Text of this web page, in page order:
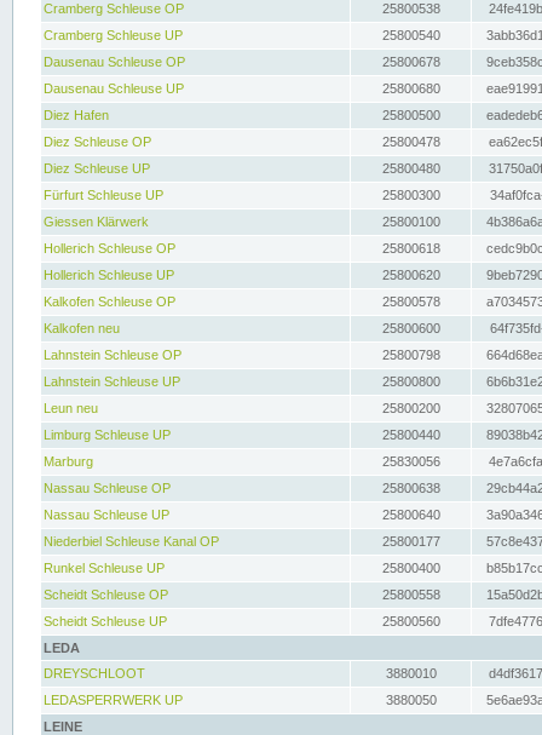
Cramberg Schleuse OP
25800538
Cramberg Schleuse UP
25800540
Dausenau Schleuse OP
25800678
Dausenau Schleuse UP
25800680
Diez Hafen
25800500
Diez Schleuse OP
25800478
Diez Schleuse UP
25800480
Fürfurt Schleuse UP
25800300
Giessen Klärwerk
25800100
Hollerich Schleuse OP
25800618
Hollerich Schleuse UP
25800620
Kalkofen Schleuse OP
25800578
Kalkofen neu
25800600
Lahnstein Schleuse OP
25800798
Lahnstein Schleuse UP
25800800
Leun neu
25800200
Limburg Schleuse UP
25800440
Marburg
25830056
Nassau Schleuse OP
25800638
Nassau Schleuse UP
25800640
Niederbiel Schleuse Kanal OP
25800177
Runkel Schleuse UP
25800400
Scheidt Schleuse OP
25800558
Scheidt Schleuse UP
25800560
LEDA
DREYSCHLOOT
3880010
LEDASPERRWERK UP
3880050
LEINE